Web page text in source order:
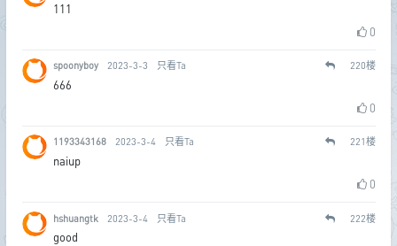
111
0
spoonyboy 2023-3-3 只看Ta 220楼
666
0
1193343168 2023-3-4 只看Ta 221楼
naiup
0
hshuangtk 2023-3-4 只看Ta 222楼
good